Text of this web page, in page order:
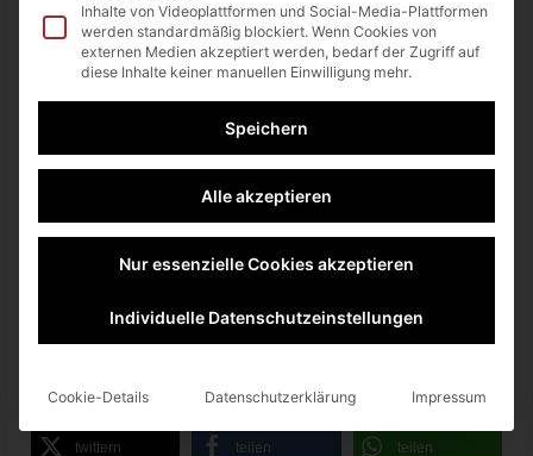
Tom Clancy’s Ghost Recon Wildlands 16. August 2022
Bugsnax 16. August 2022
UNO 16. August 2022
Monopoly Madness 16. August 2022
twittern teilen teilen
Inhalte von Videoplattformen und Social-Media-Plattformen
werden standardmäßig blockiert. Wenn Cookies von
externen Medien akzeptiert werden, bedarf der Zugriff auf
diese Inhalte keiner manuellen Einwilligung mehr.
Speichern
Alle akzeptieren
Nur essenzielle Cookies akzeptieren
Individuelle Datenschutzeinstellungen
Cookie-Details Datenschutzerklärung Impressum